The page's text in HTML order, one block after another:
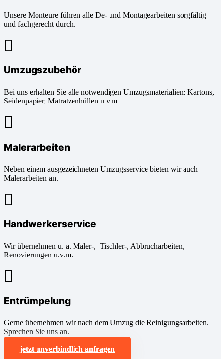
Unsere Monteure führen alle De- und Montagearbeiten sorgfältig
und fachgerecht durch.
Umzugszubehör
Bei uns erhalten Sie alle notwendigen Umzugsmaterialien: Kartons,
Seidenpapier, Matratzenhüllen u.v.m..
Malerarbeiten
Neben einem ausgezeichneten Umzugsservice bieten wir auch
Malerarbeiten an.
Handwerkerservice
Wir übernehmen u. a. Maler-, Tischler-, Abbrucharbeiten,
Renovierungen u.v.m..
Entrümpelung
Gerne übernehmen wir nach dem Umzug die Reinigungsarbeiten.
Sprechen Sie uns an.
jetzt unverbindlich anfragen